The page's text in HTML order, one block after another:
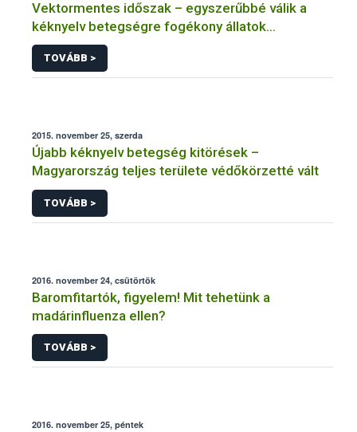
Vektormentes időszak – egyszerűbbé válik a
kéknyelv betegségre fogékony állatok
kiszállítása
TOVÁBB >
2015. november 25, szerda
Újabb kéknyelv betegség kitörések –
Magyarország teljes területe védőkörzetté vált
TOVÁBB >
2016. november 24, csütörtök
Baromfitartók, figyelem! Mit tehetünk a
madárinfluenza ellen?
TOVÁBB >
2016. november 25, péntek